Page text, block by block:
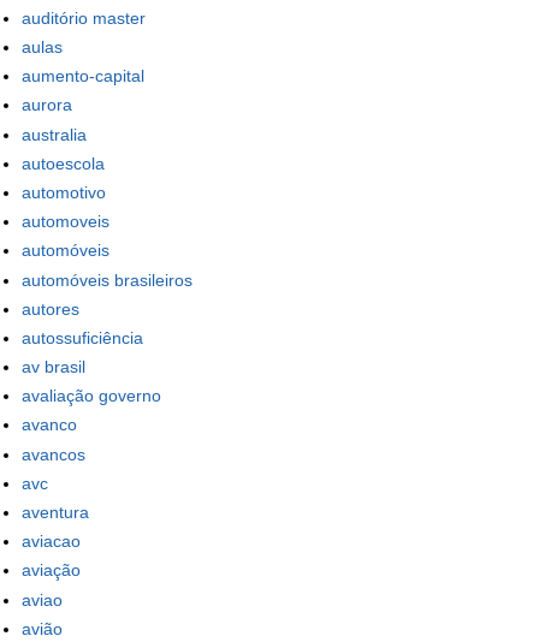
auditório master
aulas
aumento-capital
aurora
australia
autoescola
automotivo
automoveis
automóveis
automóveis brasileiros
autores
autossuficiência
av brasil
avaliação governo
avanco
avancos
avc
aventura
aviacao
aviação
aviao
avião